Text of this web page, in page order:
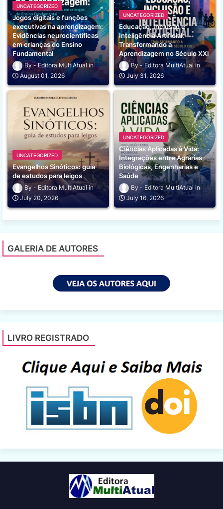
UNCATEGORIZED
Jogos digitais e funções
executivas na aprendizagem:
Evidências neurocientíficas
em crianças do Ensino
Fundamental
Editora MultiAtual
August 01, 2026
UNCATEGORIZED
Educação, Inclusão e
Inteligência Artificial:
Transformando a
Aprendizagem no Século XXI
Editora MultiAtual
July 31, 2026
UNCATEGORIZED
Evangelhos Sinóticos: guia
de estudos para leigos
Editora MultiAtual
July 20, 2026
UNCATEGORIZED
Ciências Aplicadas à Vida:
Integrações entre Agrárias,
Biológicas, Engenharias e
Saúde
Editora MultiAtual
July 16, 2026
GALERIA DE AUTORES
LIVRO REGISTRADO